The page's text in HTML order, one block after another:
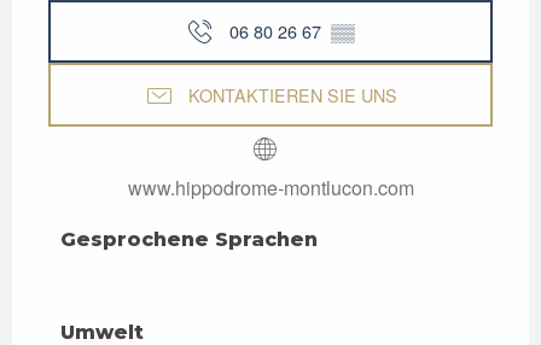
06 80 26 67 ▒▒
KONTAKTIEREN SIE UNS
www.hippodrome-montlucon.com
Gesprochene Sprachen
Gesprochene Sprachen
Umwelt
Umwelt